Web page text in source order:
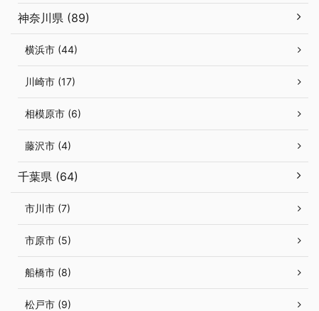
神奈川県 (89)
横浜市 (44)
川崎市 (17)
相模原市 (6)
藤沢市 (4)
千葉県 (64)
市川市 (7)
市原市 (5)
船橋市 (8)
松戸市 (9)